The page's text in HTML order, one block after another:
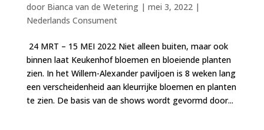
door Bianca van de Wetering| mei 3, 2022|
Nederlands Consument
24 MRT – 15 MEI 2022 Niet alleen buiten, maar ook
binnen laat Keukenhof bloemen en bloeiende planten
zien. In het Willem-Alexander paviljoen is 8 weken lang
een verscheidenheid aan kleurrijke bloemen en planten
te zien. De basis van de shows wordt gevormd door...